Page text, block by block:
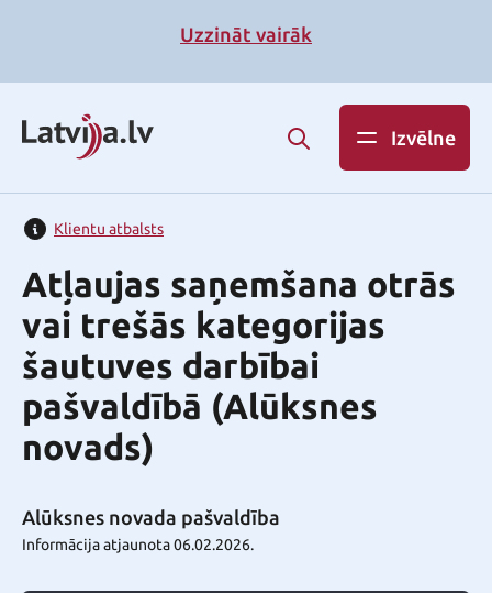
Uzzināt vairāk
Izvēlne
Klientu atbalsts
Atļaujas saņemšana otrās
vai trešās kategorijas
šautuves darbībai
pašvaldībā (Alūksnes
novads)
Alūksnes novada pašvaldība
Informācija atjaunota 06.02.2026.